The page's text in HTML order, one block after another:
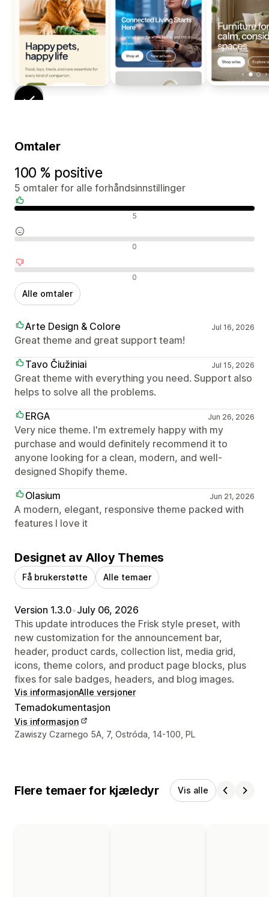
Omtaler
100 % positive
5 omtaler for alle forhåndsinnstillinger
5
0
0
Alle omtaler
Arte Design & Colore Jul 16, 2026
Great theme and great support team!
Tavo Čiužiniai
Jul 15, 2026
Great theme with everything you need. Support also
helps to solve all the problems.
ERGA
Jun 26, 2026
Very nice theme. I'm extremely happy with my
purchase and would definitely recommend it to
anyone looking for a clean, modern, and well-
designed Shopify theme.
Olasium
Jun 21, 2026
A modern, elegant, responsive theme packed with
features I love it
Designet av Alloy Themes
Få brukerstøtte Alle temaer
Version 1.3.0•July 06, 2026
This update introduces the Frisk style preset, with
new customization for the announcement bar,
header, product cards, collection list, media grid,
icons, theme colors, and product page blocks, plus
fixes for sale badges, headers, and blog images.
Vis informasjonAlle versjoner
Temadokumentasjon
Vis informasjon
Designerens kontaktinfo
Zawiszy Czarnego 5A, 7, Ostróda, 14-100, PL
Flere temaer for kjæledyr Vis alle